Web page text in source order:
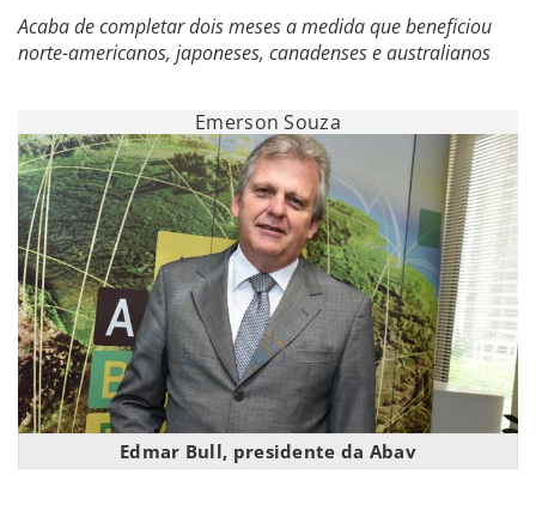
Acaba de completar dois meses a medida que beneficiou
norte-americanos, japoneses, canadenses e australianos
Emerson Souza
Edmar Bull, presidente da Abav